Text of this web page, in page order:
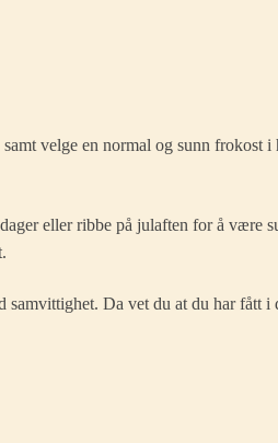
velge en normal og sunn frokost i
eller ribbe på julaften for å være
samvittighet. Da vet du at du har fått i